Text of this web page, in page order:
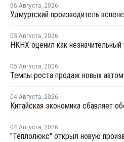
06 Августа, 2026
05 Августа, 2026
05 Августа, 2026
Темпы роста продаж новых
04 Августа, 2026
Китайская экономика сбавляет
04 Августа, 2026